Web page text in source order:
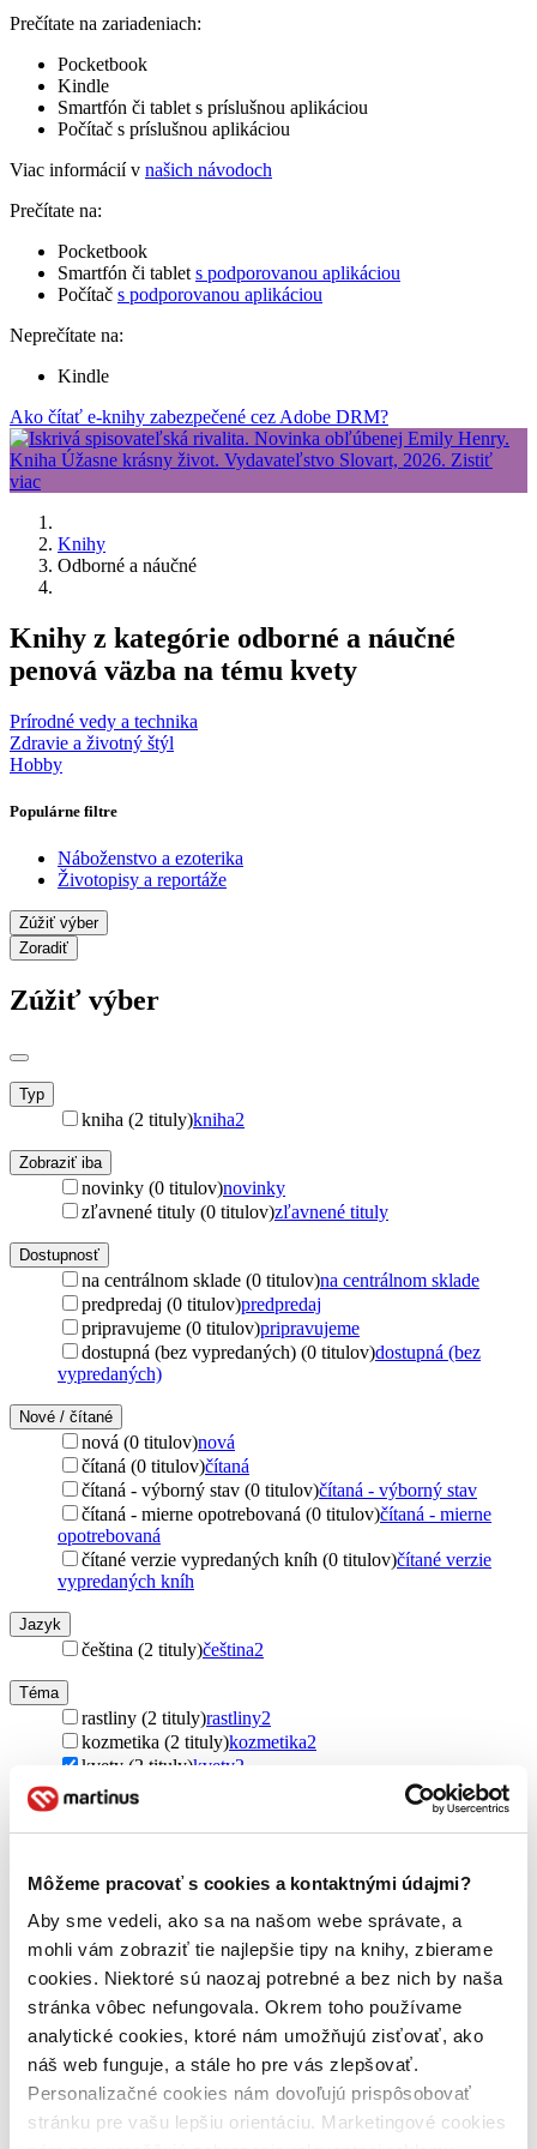
Môžeme pracovať s cookies a kontaktnými údajmi?
Aby sme vedeli, ako sa na našom webe správate, a
mohli vám zobraziť tie najlepšie tipy na knihy, zbierame
cookies. Niektoré sú naozaj potrebné a bez nich by naša
stránka vôbec nefungovala. Okrem toho používame
analytické cookies, ktoré nám umožňujú zisťovať, ako
náš web funguje, a stále ho pre vás zlepšovať.
Personalizačné cookies nám dovoľujú prispôsobovať
stránku pre vašu lepšiu orientáciu. Marketingové cookies
Prečítate na zariadeniach:
Pocketbook
Kindle
Smartfón či tablet s príslušnou aplikáciou
Počítač s príslušnou aplikáciou
Viac informácií v našich návodoch
Prečítate na:
Pocketbook
Smartfón či tablet s podporovanou aplikáciou
Počítač s podporovanou aplikáciou
Neprečítate na:
Kindle
Ako čítať e-knihy zabezpečené cez Adobe DRM?
Knihy
Odborné a náučné
Knihy z kategórie odborné a náučné
penová väzba na tému kvety
Prírodné vedy a technika
Zdravie a životný štýl
Hobby
Populárne filtre
Náboženstvo a ezoterika
Životopisy a reportáže
Zúžiť výber
Zoradiť
Zúžiť výber
Typ
kniha (2 tituly)kniha2
Zobraziť iba
novinky (0 titulov)novinky
zľavnené tituly (0 titulov)zľavnené tituly
Dostupnosť
na centrálnom sklade (0 titulov)na centrálnom sklade
predpredaj (0 titulov)predpredaj
pripravujeme (0 titulov)pripravujeme
dostupná (bez vypredaných) (0 titulov)dostupná (bez
vypredaných)
Nové / čítané
nová (0 titulov)nová
čítaná (0 titulov)čítaná
čítaná - výborný stav (0 titulov)čítaná - výborný stav
čítaná - mierne opotrebovaná (0 titulov)čítaná - mierne
opotrebovaná
čítané verzie vypredaných kníh (0 titulov)čítané verzie
vypredaných kníh
Jazyk
čeština (2 tituly)čeština2
Téma
rastliny (2 tituly)rastliny2
kozmetika (2 tituly)kozmetika2
kvety (2 tituly)kvety2
byliny (2 tituly)
Ďalšie možnosti
Autor
Brigitte Lotz (2 tituly)Brigitte Lotz2
Vydavateľstvo
Rebo (2 tituly)Rebo2
Väzba
penová (2 tituly)penová 2